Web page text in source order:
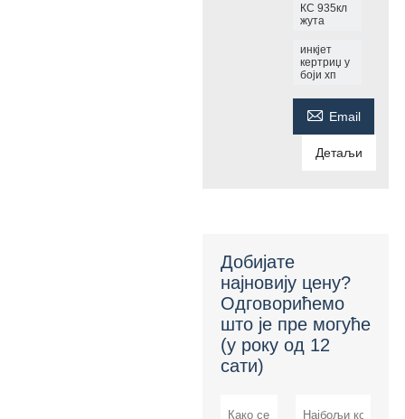
КС 935кл
жута
инкјет
кертриџ у
боји хп
 Email
Детаљи
Добијате
најновију цену?
Одговорићемо
што је пре могуће
(у року од 12
сати)